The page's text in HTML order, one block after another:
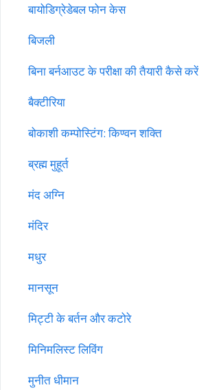
बायोडिग्रेडेबल फोन केस
बिजली
बिना बर्नआउट के परीक्षा की तैयारी कैसे करें
बैक्टीरिया
बोकाशी कम्पोस्टिंग: किण्वन शक्ति
ब्रह्म मुहूर्त
मंद अग्नि
मंदिर
मधुर
मानसून
मिट्टी के बर्तन और कटोरे
मिनिमलिस्ट लिविंग
मुनीत धीमान